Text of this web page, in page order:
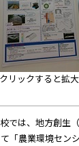
リックすると拡大
は、地方創生
「農業環境セ